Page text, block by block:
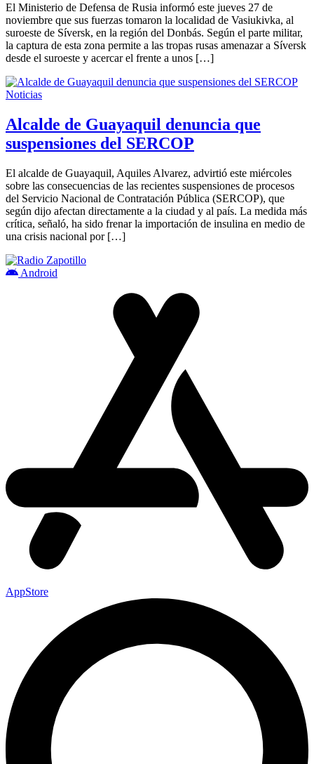
El Ministerio de Defensa de Rusia informó este jueves 27 de
noviembre que sus fuerzas tomaron la localidad de Vasiukivka, al
suroeste de Síversk, en la región del Donbás. Según el parte militar,
la captura de esta zona permite a las tropas rusas amenazar a Síversk
desde el suroeste y acercar el frente a unos […]
Noticias
Alcalde de Guayaquil denuncia que
suspensiones del SERCOP
El alcalde de Guayaquil, Aquiles Alvarez, advirtió este miércoles
sobre las consecuencias de las recientes suspensiones de procesos
del Servicio Nacional de Contratación Pública (SERCOP), que
según dijo afectan directamente a la ciudad y al país. La medida más
crítica, señaló, ha sido frenar la importación de insulina en medio de
una crisis nacional por […]
Android
AppStore